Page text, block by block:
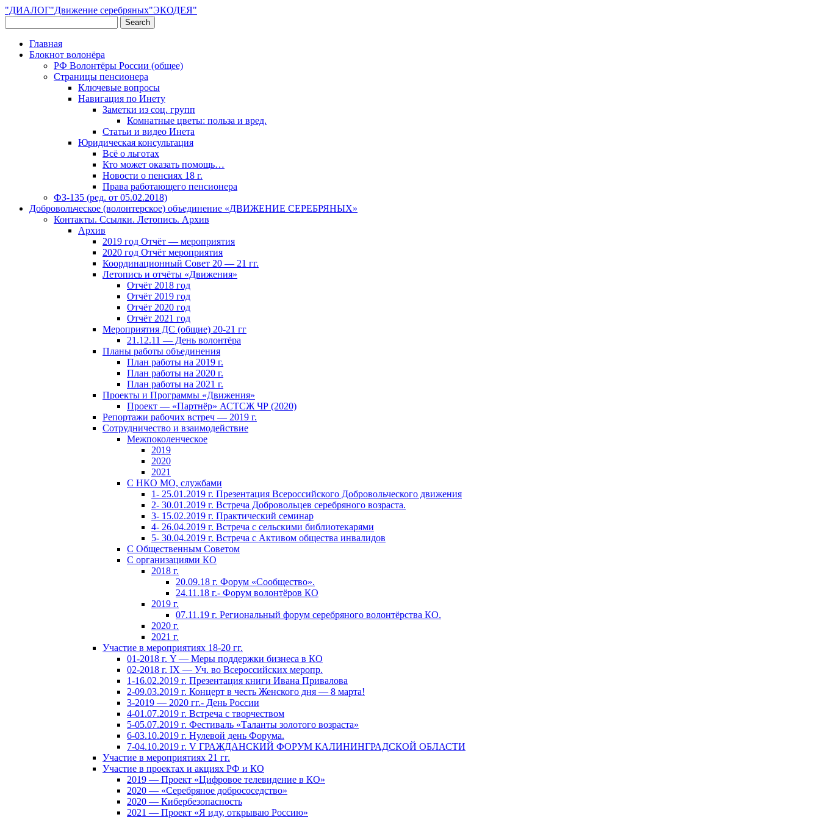
"ДИАЛОГ"Движение серебряных"ЭКОДЕЯ"
Главная
Блокнот волонёра
РФ Волонтёры России (общее)
Страницы пенсионера
Ключевые вопросы
Навигация по Инету
Заметки из соц. групп
Комнатные цветы: польза и вред.
Статьи и видео Инета
Юридическая консультация
Всё о льготах
Кто может оказать помощь…
Новости о пенсиях 18 г.
Права работающего пенсионера
ФЗ-135 (ред. от 05.02.2018)
Добровольческое (волонтерское) объединение «ДВИЖЕНИЕ СЕРЕБРЯНЫХ»
Контакты. Ссылки. Летопись. Архив
Архив
2019 год Отчёт — мероприятия
2020 год Отчёт мероприятия
Координационный Совет 20 — 21 гг.
Летопись и отчёты «Движения»
Отчёт 2018 год
Отчёт 2019 год
Отчёт 2020 год
Отчёт 2021 год
Мероприятия ДС (общие) 20-21 гг
21.12.11 — День волонтёра
Планы работы объединения
План работы на 2019 г.
План работы на 2020 г.
План работы на 2021 г.
Проекты и Программы «Движения»
Проект — «Партнёр» АСТСЖ ЧР (2020)
Репортажи рабочих встреч — 2019 г.
Сотрудничество и взаимодействие
Межпоколенческое
2019
2020
2021
С НКО МО, службами
1- 25.01.2019 г. Презентация Всероссийского Добровольческого движения
2- 30.01.2019 г. Встреча Добровольцев серебряного возраста.
3- 15.02.2019 г. Практический семинар
4- 26.04.2019 г. Встреча с сельскими библиотекарями
5- 30.04.2019 г. Встреча с Активом общества инвалидов
С Общественным Советом
С организациями КО
2018 г.
20.09.18 г. Форум «Сообщество».
24.11.18 г.- Форум волонтёров КО
2019 г.
07.11.19 г. Региональный форум серебряного волонтёрства КО.
2020 г.
2021 г.
Участие в мероприятиях 18-20 гг.
01-2018 г. Y — Меры поддержки бизнеса в КО
02-2018 г. IX — Уч. во Всероссийских меропр.
1-16.02.2019 г. Презентация книги Ивана Привалова
2-09.03.2019 г. Концерт в честь Женского дня — 8 марта!
3-2019 — 2020 гг.- День России
4-01.07.2019 г. Встреча с творчеством
5-05.07.2019 г. Фестиваль «Таланты золотого возраста»
6-03.10.2019 г. Нулевой день Форума.
7-04.10.2019 г. V ГРАЖДАНСКИЙ ФОРУМ КАЛИНИНГРАДСКОЙ ОБЛАСТИ
Участие в мероприятиях 21 гг.
Участие в проектах и акциях РФ и КО
2019 — Проект «Цифровое телевидение в КО»
2020 — «Серебряное добрососедство»
2020 — Кибербезопасность
2021 — Проект «Я иду, открываю Россию»